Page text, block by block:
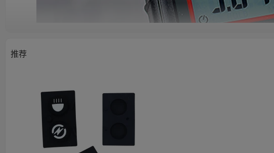
推荐